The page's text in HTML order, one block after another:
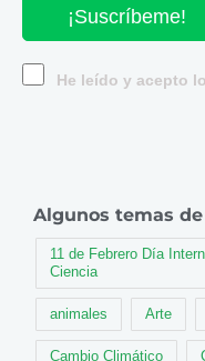
¡Suscríbeme!
He leído y acepto
Algunos temas
11 de Febrero Día
Ciencia
animales Arte
Cambio Climático